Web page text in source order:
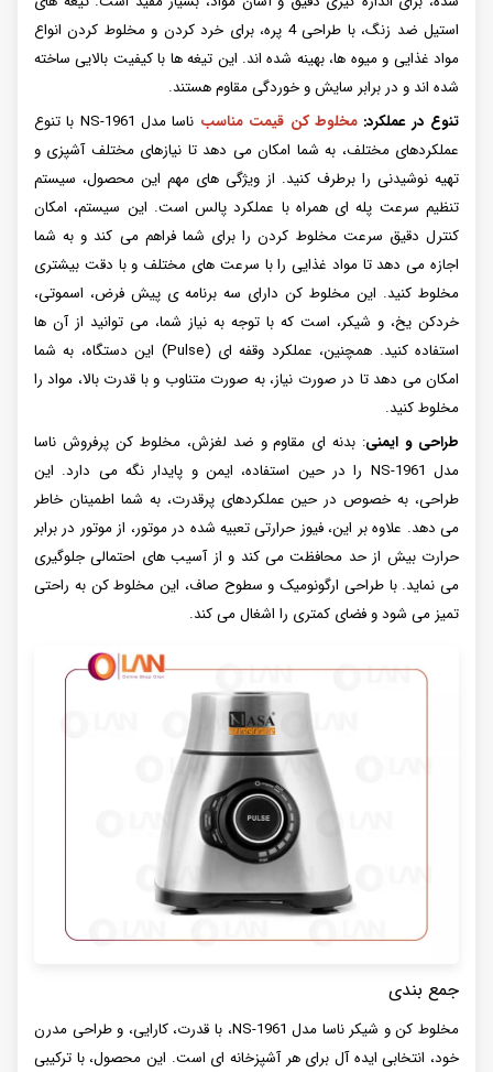
استیل ضد زنگ، با طراحی 4 پره، برای خرد کردن و مخلوط کردن انواع
مواد غذایی و میوه ها، بهینه شده اند. این تیغه ها با کیفیت بالایی ساخته
شده اند و در برابر سایش و خوردگی مقاوم هستند.
تنوع در عملکرد:مخلوط کن قیمت مناسب
ناسا مدل NS-1961 با تنوع
عملکردهای مختلف، به شما امکان می دهد تا نیازهای مختلف آشپزی و
تهیه نوشیدنی را برطرف کنید. از ویژگی های مهم این محصول، سیستم
تنظیم سرعت پله ای همراه با عملکرد پالس است. این سیستم، امکان
کنترل دقیق سرعت مخلوط کردن را برای شما فراهم می کند و به شما
اجازه می دهد تا مواد غذایی را با سرعت های مختلف و با دقت بیشتری
مخلوط کنید. این مخلوط کن دارای سه برنامه ی پیش فرض، اسموتی،
خردکن یخ، و شیکر، است که با توجه به نیاز شما، می توانید از آن ها
استفاده کنید. همچنین، عملکرد وقفه ای (Pulse) این دستگاه، به شما
امکان می دهد تا در صورت نیاز، به صورت متناوب و با قدرت بالا، مواد را
مخلوط کنید.
طراحی و ایمنی: بدنه ای مقاوم و ضد لغزش، مخلوط کن پرفروش ناسا
مدل NS-1961 را در حین استفاده، ایمن و پایدار نگه می دارد. این
طراحی، به خصوص در حین عملکردهای پرقدرت، به شما اطمینان خاطر
می دهد. علاوه بر این، فیوز حرارتی تعبیه شده در موتور، از موتور در برابر
حرارت بیش از حد محافظت می کند و از آسیب های احتمالی جلوگیری
می نماید. با طراحی ارگونومیک و سطوح صاف، این مخلوط کن به راحتی
تمیز می شود و فضای کمتری را اشغال می کند.
جمع بندی
مخلوط کن و شیکر ناسا مدل NS-1961، با قدرت، کارایی، و طراحی مدرن
خود، انتخابی ایده آل برای هر آشپزخانه ای است. این محصول، با ترکیبی